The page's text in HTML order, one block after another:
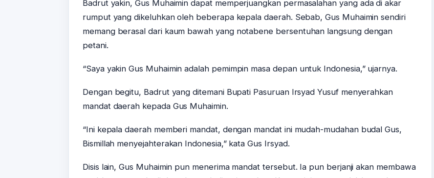
Badrut yakin, Gus Muhaimin dapat memperjuangkan permasalahan yang ada di akar
rumput yang dikeluhkan oleh beberapa kepala daerah. Sebab, Gus Muhaimin sendiri
memang berasal dari kaum bawah yang notabene bersentuhan langsung dengan
petani.
“Saya yakin Gus Muhaimin adalah pemimpin masa depan untuk Indonesia,” ujarnya.
Dengan begitu, Badrut yang ditemani Bupati Pasuruan Irsyad Yusuf menyerahkan
mandat daerah kepada Gus Muhaimin.
“Ini kepala daerah memberi mandat, dengan mandat ini mudah-mudahan budal Gus,
Bismillah menyejahterakan Indonesia,” kata Gus Irsyad.
Disis lain, Gus Muhaimin pun menerima mandat tersebut. Ia pun berjanji akan membawa